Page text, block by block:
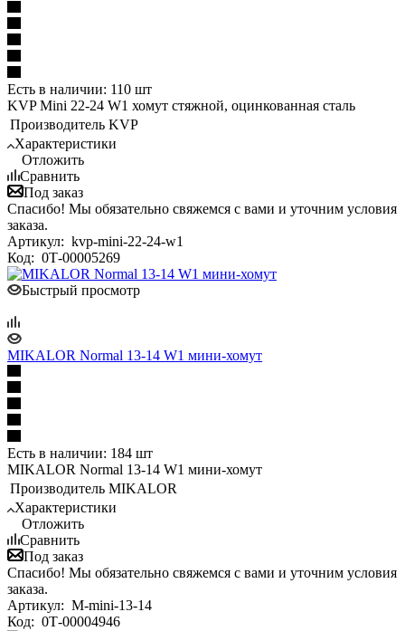
Есть в наличии: 110 шт
KVP Mini 22-24 W1 хомут стяжной, оцинкованная сталь
Производитель KVP
Характеристики
Отложить
Сравнить
Под заказ
Спасибо! Мы обязательно свяжемся с вами и уточним условия
заказа.
Артикул: kvp-mini-22-24-w1
Код: 0Т-00005269
Быстрый просмотр
MIKALOR Normal 13-14 W1 мини-хомут
Есть в наличии: 184 шт
MIKALOR Normal 13-14 W1 мини-хомут
Производитель MIKALOR
Характеристики
Отложить
Сравнить
Под заказ
Спасибо! Мы обязательно свяжемся с вами и уточним условия
заказа.
Артикул: M-mini-13-14
Код: 0Т-00004946